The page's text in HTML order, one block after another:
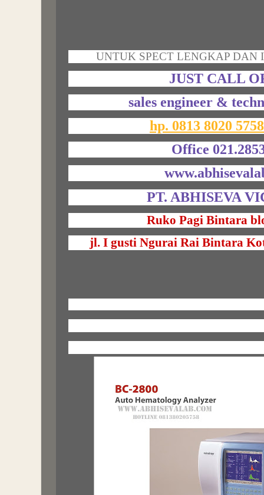
UNTUK SPECT LENGKAP DAN
JUST CALL
sales engineer &
hp. 0813 8020
Office
PT. ABHISEVA
Ruko Pagi Bintara
jl. I gusti Ngurai Rai Bintara